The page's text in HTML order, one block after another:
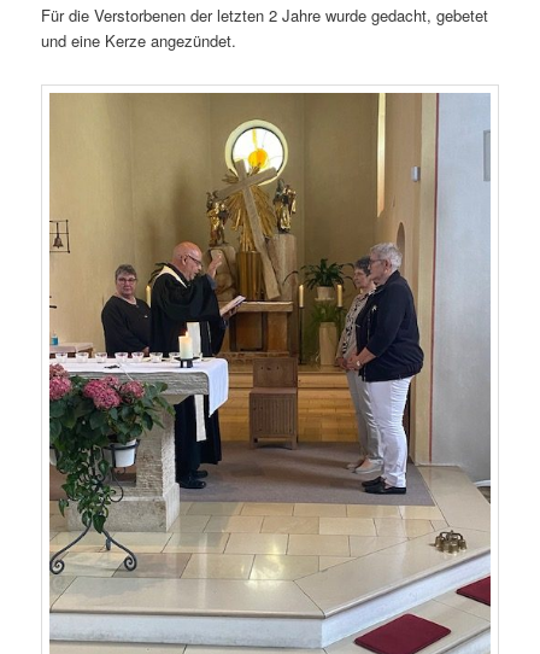
Für die Verstorbenen der letzten 2 Jahre wurde gedacht, gebetet
und eine Kerze angezündet.